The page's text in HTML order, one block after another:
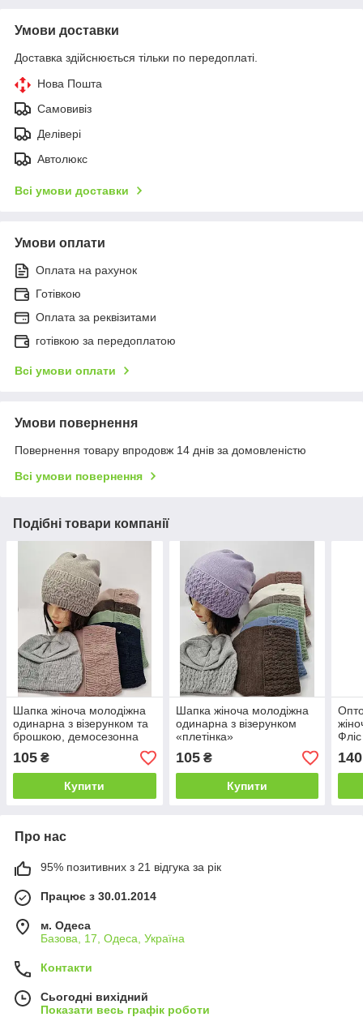
Умови доставки
Доставка здійснюється тільки по передоплаті.
Нова Пошта
Самовивіз
Делівері
Автолюкс
Всі умови доставки
Умови оплати
Оплата на рахунок
Готівкою
Оплата за реквізитами
готівкою за передоплатою
Всі умови оплати
Умови повернення
Повернення товару впродовж 14 днів за домовленістю
Всі умови повернення
Подібні товари компанії
Шапка жіноча молодіжна
одинарна з візерунком та
брошкою, демосезонна
105 ₴
Купити
Шапка жіноча молодіжна
одинарна з візерунком
«плетінка»
105₴
Купити
Фліс
140
Про нас
95% позитивних з 21 відгука за рік
Працює з 30.01.2014
м. Одеса
Базова, 17, Одеса, Україна
Контакти
Сьогодні вихідний
Показати весь графік роботи